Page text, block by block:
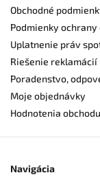
Obchodné
Podmienky
Uplatnenie práv
Riešenie reklamácií
Poradenstvo,
Moje objednávky
Hodnotenia obchodu
Navigácia